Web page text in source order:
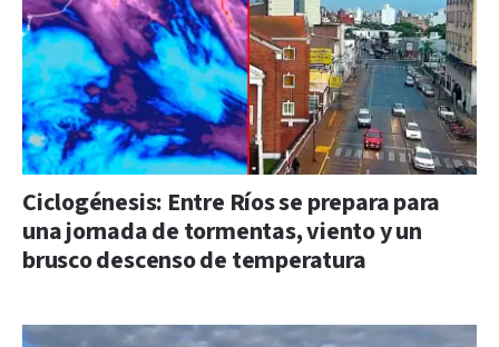
Ciclogénesis: Entre Ríos se prepara para
una jornada de tormentas, viento y un
brusco descenso de temperatura